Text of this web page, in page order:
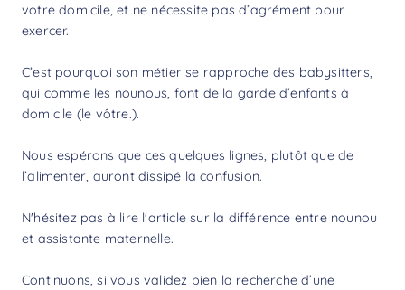
votre domicile, et ne nécessite pas d’agrément pour
exercer.
C’est pourquoi son métier se rapproche des babysitters,
qui comme les nounous, font de la garde d’enfants à
domicile (le vôtre.).
Nous espérons que ces quelques lignes, plutôt que de
l’alimenter, auront dissipé la confusion.
N'hésitez pas à lire l'article sur la différence entre nounou
et assistante maternelle.
Continuons, si vous validez bien la recherche d’une